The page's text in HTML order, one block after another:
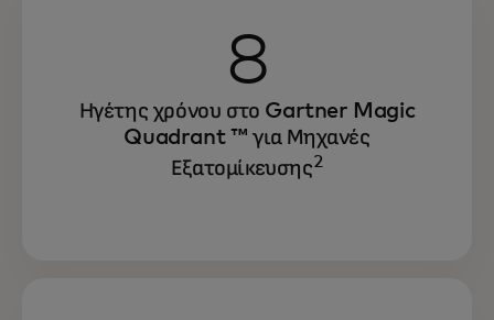
8
Ηγέτης χρόνου στο Gartner Magic
Quadrant ™ για Μηχανές
Εξατομίκευσης2